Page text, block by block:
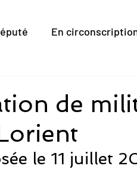
En
de
le 11 juillet